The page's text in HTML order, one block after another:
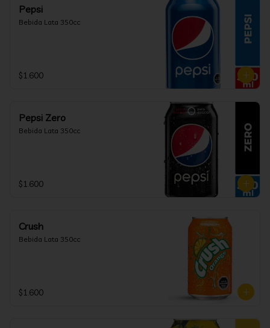
Pepsi
Bebida Lata 350cc
$1.600
Pepsi Zero
Bebida Lata 350cc
$1.600
Crush
Bebida Lata 350cc
$1.600